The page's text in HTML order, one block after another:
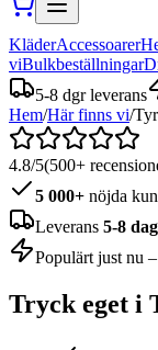
KläderAccessoarer
viBulkbeställningar
5-8 dgr leverans
Hem/Här finns vi/
4.8/5(500+
5 000+ nöjda
Leverans 5-8
Populärt just nu
Tryck eget i